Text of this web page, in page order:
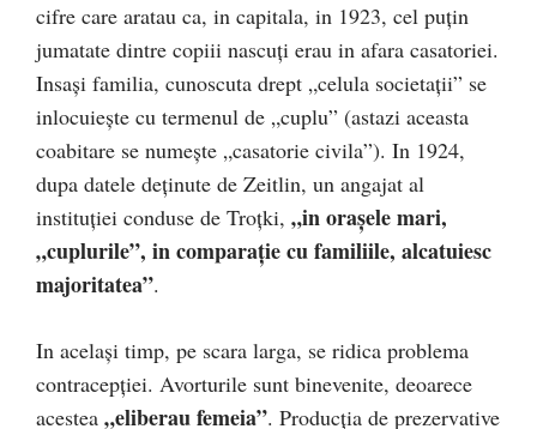
cifre care aratau ca, in capitala, in 1923, cel puțin
jumatate dintre copiii nascuți erau in afara casatoriei.
Insași familia, cunoscuta drept „celula societații” se
inlocuiește cu termenul de „cuplu” (astazi aceasta
coabitare se numește „casatorie civila”). In 1924,
dupa datele deținute de Zeitlin, un angajat al
instituției conduse de Troțki, „in orașele mari,
„cuplurile”, in comparație cu familiile, alcatuiesc
majoritatea”.
In același timp, pe scara larga, se ridica problema
contracepției. Avorturile sunt binevenite, deoarece
acestea „eliberau femeia”. Producția de prezervative